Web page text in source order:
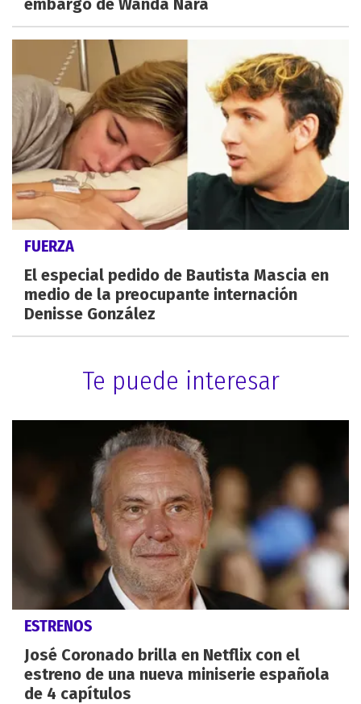
embargo de Wanda Nara
FUERZA
El especial pedido de Bautista Mascia en
medio de la preocupante internación
Denisse González
Te puede interesar
ESTRENOS
José Coronado brilla en Netflix con el
estreno de una nueva miniserie española
de 4 capítulos